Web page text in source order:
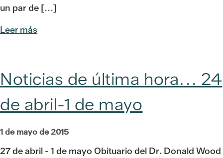
un par de [...]
Leer más
Noticias de última hora... 24
de abril-1 de mayo
1 de mayo de 2015
27 de abril - 1 de mayo Obituario del Dr. Donald Wood